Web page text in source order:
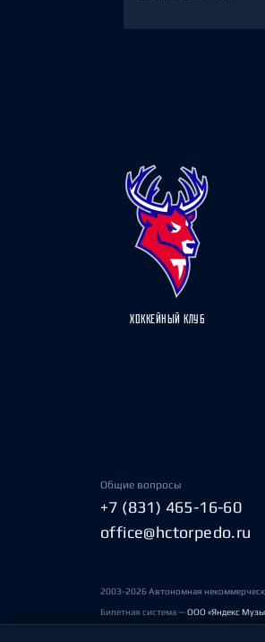
ХОККЕЙНЫЙ КЛУБ
Общие вопросы
+7 (831) 465-16-60
office@hctorpedo.ru
2003-2026 Автономная
Билетная система —ООО «Яндекс